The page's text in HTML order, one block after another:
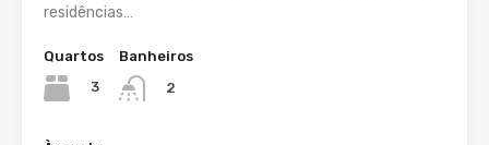
residências…
Quartos
3
Banheiros
2